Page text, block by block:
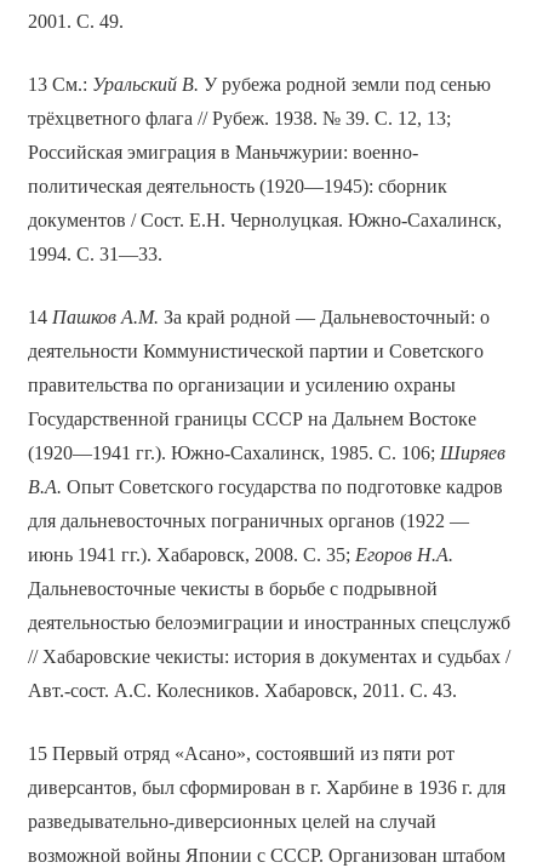
2001. С. 49.
13 См.: Уральский В. У рубежа родной земли под сенью
трёхцветного флага // Рубеж. 1938. № 39. С. 12, 13;
Российская эмиграция в Маньчжурии: военно-
политическая деятельность (1920—1945): сборник
документов / Сост. Е.Н. Чернолуцкая. Южно-Сахалинск,
1994. С. 31—33.
14 Пашков А.М. За край родной — Дальневосточный: о
деятельности Коммунистической партии и Советского
правительства по организации и усилению охраны
Государственной границы СССР на Дальнем Востоке
(1920—1941 гг.). Южно-Сахалинск, 1985. С. 106; Ширяев
В.А. Опыт Советского государства по подготовке кадров
для дальневосточных пограничных органов (1922 —
июнь 1941 гг.). Хабаровск, 2008. С. 35; Егоров Н.А.
Дальневосточные чекисты в борьбе с подрывной
деятельностью белоэмиграции и иностранных спецслужб
// Хабаровские чекисты: история в документах и судьбах /
Авт.-сост. А.С. Колесников. Хабаровск, 2011. С. 43.
15 Первый отряд «Асано», состоявший из пяти рот
диверсантов, был сформирован в г. Харбине в 1936 г. для
разведывательно-диверсионных целей на случай
возможной войны Японии с СССР. Организован штабом